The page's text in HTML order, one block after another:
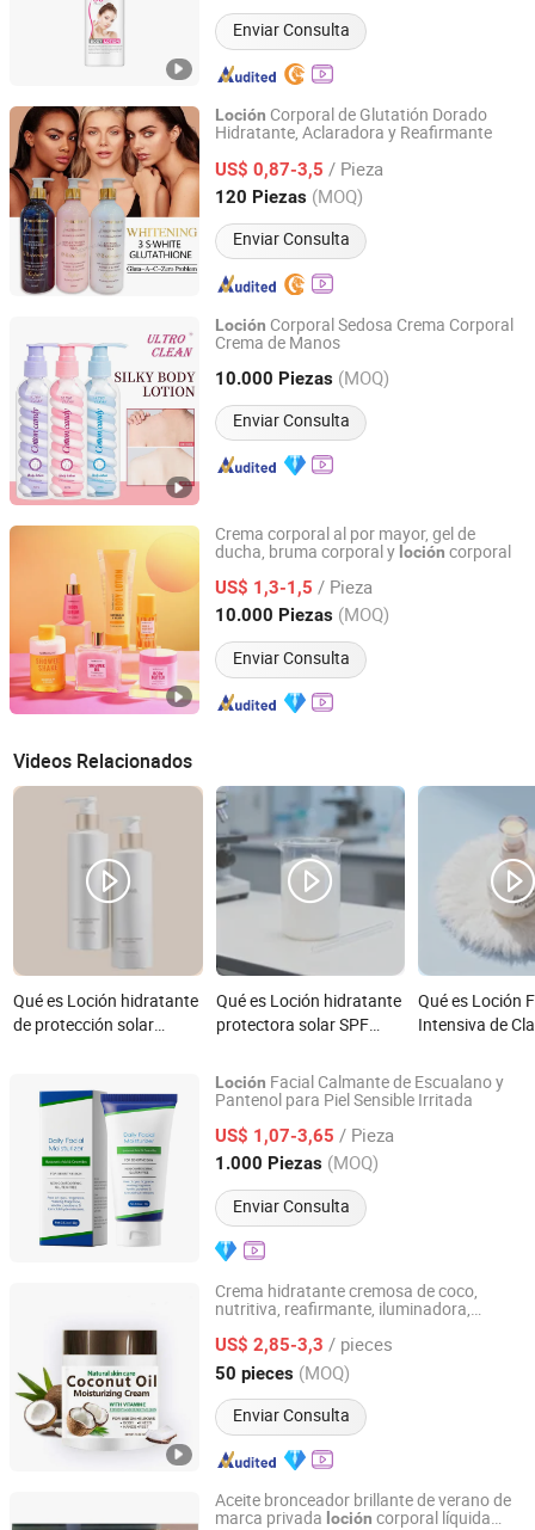
Enviar Consulta
Loción Corporal de Glutatión Dorado
Hidratante, Aclaradora y Reafirmante
US$ 0,87-3,5 / Pieza
120 Piezas (MOQ)
Enviar Consulta
Shandong Shiyi Trading Co., Ltd.
Shandong, China Desde 2025
Loción Corporal Sedosa Crema Corporal
Crema de Manos
10.000 Piezas (MOQ)
Enviar Consulta
Hangzhou Huiji Biotechnology Co., Ltd.
Zhejiang, China Desde 2009
Crema corporal al por mayor, gel de
ducha, bruma corporal y loción corporal
US$ 1,3-1,5 / Pieza
10.000 Piezas (MOQ)
Enviar Consulta
Health & Beyond Health Technology (Suzhou) Co.,Ltd
Jiangsu, China Desde 2023
Videos Relacionados
Qué es Loción hidratante
de protección solar
la serie de protección al
Qué es Loción hidratante
protectora solar SPF
cuerpo en verano
Qué es Loción
Intensiva de
Paeonia
Intensiva para
Loción Facial Calmante de Escualano y
Pantenol para Piel Sensible Irritada
US$ 1,07-3,65 / Pieza
1.000 Piezas (MOQ)
Enviar Consulta
Shenzhen Bangjiarui Technology Co., Ltd.
Guangdong, China Desde 2022
Crema hidratante cremosa de coco,
nutritiva, reafirmante, iluminadora,
US$ 2,85-3,3 / pieces
50 pieces (MOQ)
Enviar Consulta
Hangzhou JUKO Beauty Cosmetics Co., Ltd
Zhejiang, China Desde 2025
Aceite bronceador brillante de verano de
marca privada loción corporal líquida